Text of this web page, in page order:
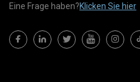
Eine Frage haben?Klicken Sie hier